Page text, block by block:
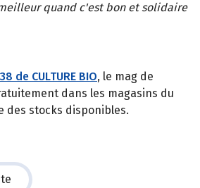
quand c'est bon et solidaire
de CULTURE BIO, le mag de
dans les magasins du
des stocks disponibles.